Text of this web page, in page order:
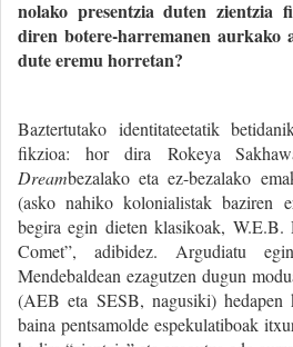
nolako presentzia duten zientzia
diren botere-harremanen aurkako
dute eremu horretan?
Baztertutako identitateetatik
fikzioa: hor dira Rokeya
Dreambezalako eta ez-bezalako
(asko nahiko kolonialistak baziren
begira egin dieten klasikoak,
Comet”, adibidez. Argudiatu
Mendebaldean ezagutzen dugun
(AEB eta SESB, nagusiki) hedapen
baina pentsamolde espekulatiboak